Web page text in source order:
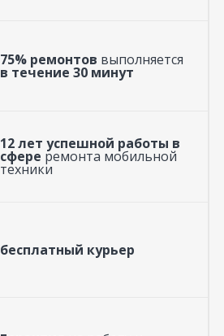
75% ремонтов выполняется
в течение 30 минут
12 лет успешной работы в
сфере ремонта мобильной
техники
бесплатный курьер